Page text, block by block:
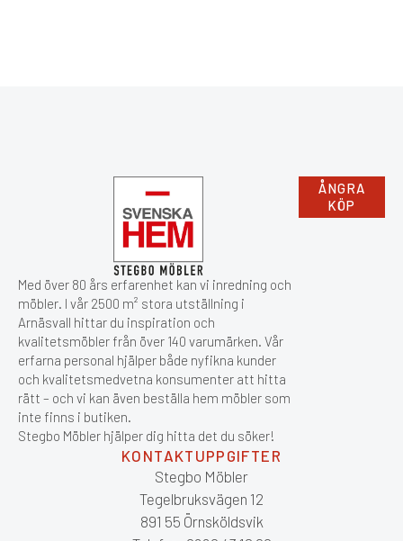
Med över 80 års erfarenhet kan vi inredning och
möbler. I vår 2500 m² stora utställning i
Arnäsvall hittar du inspiration och
kvalitetsmöbler från över 140 varumärken. Vår
erfarna personal hjälper både nyfikna kunder
och kvalitetsmedvetna konsumenter att hitta
rätt – och vi kan även beställa hem möbler som
inte finns i butiken.
Stegbo Möbler hjälper dig hitta det du söker!
ÅNGRA
KÖP
KONTAKTUPPGIFTER
Stegbo Möbler
Tegelbruksvägen 12
891 55 Örnsköldsvik